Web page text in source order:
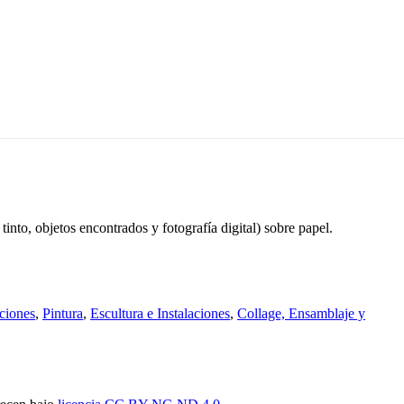
objetos encontrados y fotografía digital) sobre papel.
, Pintura, Escultura e Instalaciones, Collage, Ensamblaje y